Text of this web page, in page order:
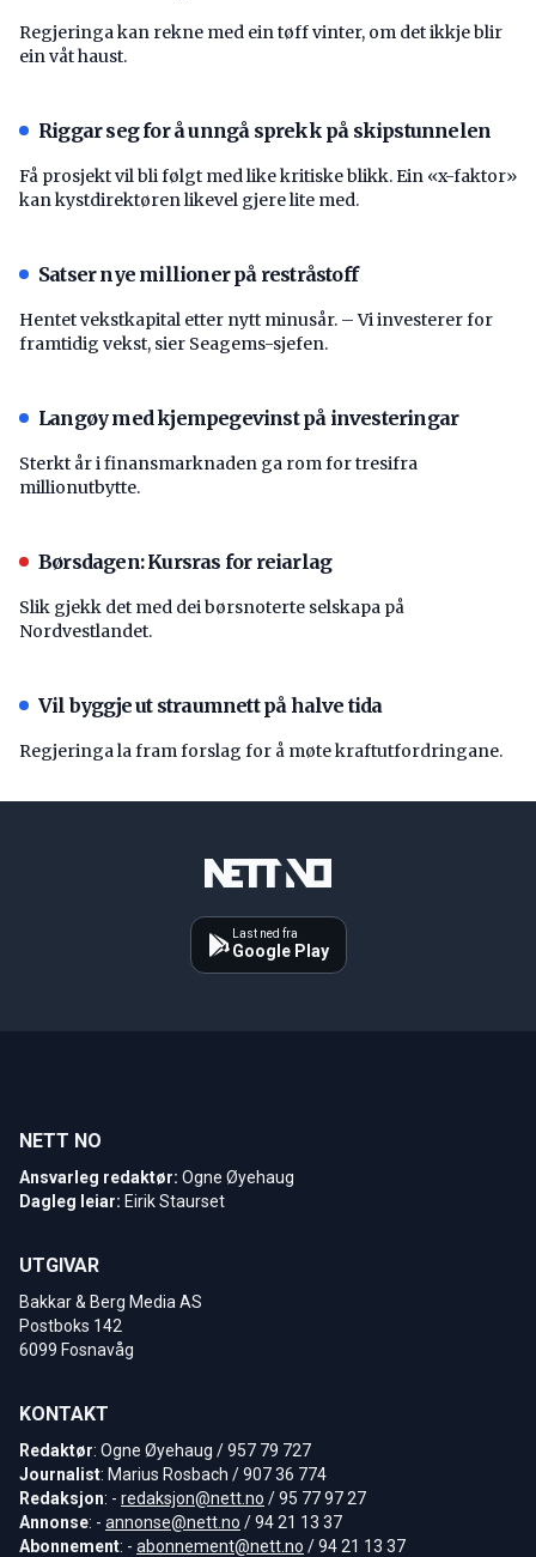
Regjeringa kan rekne med ein tøff vinter, om det ikkje blir
ein våt haust.
Riggar seg for å unngå sprekk på skipstunnelen
Få prosjekt vil bli følgt med like kritiske blikk. Ein «x-faktor»
kan kystdirektøren likevel gjere lite med.
Satser nye millioner på restråstoff
Hentet vekstkapital etter nytt minusår. – Vi investerer for
framtidig vekst, sier Seagems-sjefen.
Langøy med kjempegevinst på investeringar
Sterkt år i finansmarknaden ga rom for tresifra
millionutbytte.
Børsdagen: Kursras for reiarlag
Slik gjekk det med dei børsnoterte selskapa på
Nordvestlandet.
Vil byggje ut straumnett på halve tida
Regjeringa la fram forslag for å møte kraftutfordringane.
Last ned fra
Google Play
NETT NO
Ansvarleg redaktør: Ogne Øyehaug
Dagleg leiar: Eirik Staurset
UTGIVAR
Bakkar & Berg Media AS
Postboks 142
6099 Fosnavåg
KONTAKT
Redaktør: Ogne Øyehaug / 957 79 727
Journalist: Marius Rosbach / 907 36 774
Redaksjon: - redaksjon@nett.no / 95 77 97 27
Annonse: - annonse@nett.no / 94 21 13 37
Abonnement: - abonnement@nett.no / 94 21 13 37